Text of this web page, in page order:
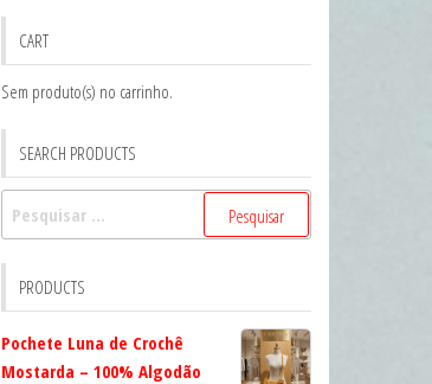
CART
Sem produto(s) no carrinho.
SEARCH PRODUCTS
Pesquisar
por:
PRODUCTS
Pochete Luna de Crochê
Mostarda – 100% Algodão